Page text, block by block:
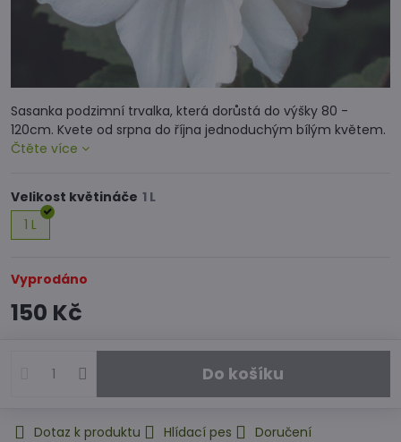
Sasanka podzimní trvalka, která dorůstá do výšky 80 -
120cm. Kvete od srpna do října jednoduchým bílým květem.
Čtěte více
Velikost květináče
1 L
Vyprodáno
150 Kč
Do košíku
Dotaz k produktu Hlídací pes
Doručení